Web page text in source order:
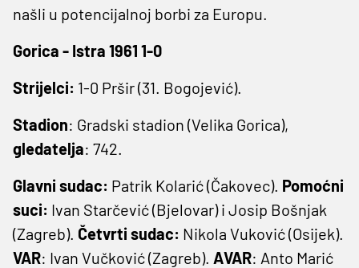
našli u potencijalnoj borbi za Europu.
Gorica - Istra 1961 1-0
Strijelci: 1-0 Pršir (31. Bogojević).
Stadion: Gradski stadion (Velika Gorica),
gledatelja: 742.
Glavni sudac: Patrik Kolarić (Čakovec). Pomoćni
suci: Ivan Starčević (Bjelovar) i Josip Bošnjak
(Zagreb). Četvrti sudac: Nikola Vuković (Osijek).
VAR: Ivan Vučković (Zagreb). AVAR: Anto Marić